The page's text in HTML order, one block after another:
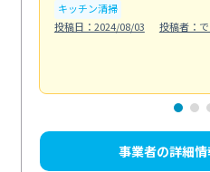
キッチン清掃
投稿日：2024/08/03
投稿者：
事業者の詳細